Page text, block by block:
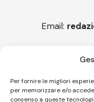
Per fornire le migliori
per memorizzare e/o
consenso a queste
Email:
“Color fest” torna in